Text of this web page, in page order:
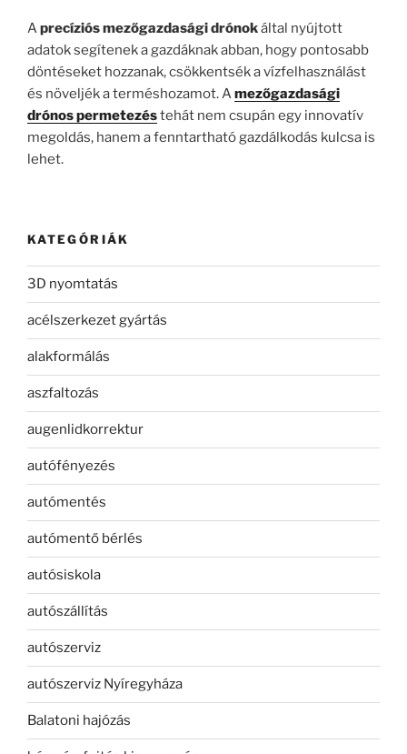
Aprecíziós mezőgazdasági drónokáltal nyújtott
adatok segítenek a gazdáknak abban, hogy pontosabb
döntéseket hozzanak, csökkentsék a vízfelhasználást
és növeljék a terméshozamot. Amezőgazdasági
drónos permetezéstehát nem csupán egy innovatív
megoldás, hanem a fenntartható gazdálkodás kulcsa is
lehet.
KATEGÓRIÁK
3D nyomtatás
acélszerkezet gyártás
alakformálás
aszfaltozás
augenlidkorrektur
autófényezés
autómentés
autómentő bérlés
autósiskola
autószállítás
autószerviz
autószerviz Nyíregyháza
Balatoni hajózás